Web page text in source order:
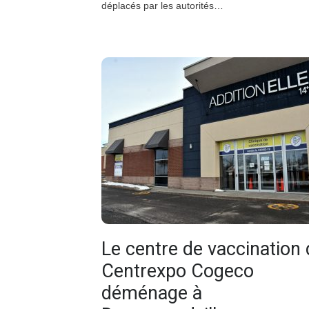
déplacés par les autorités…
Le centre de vaccination
Centrexpo Cogeco
déménage à